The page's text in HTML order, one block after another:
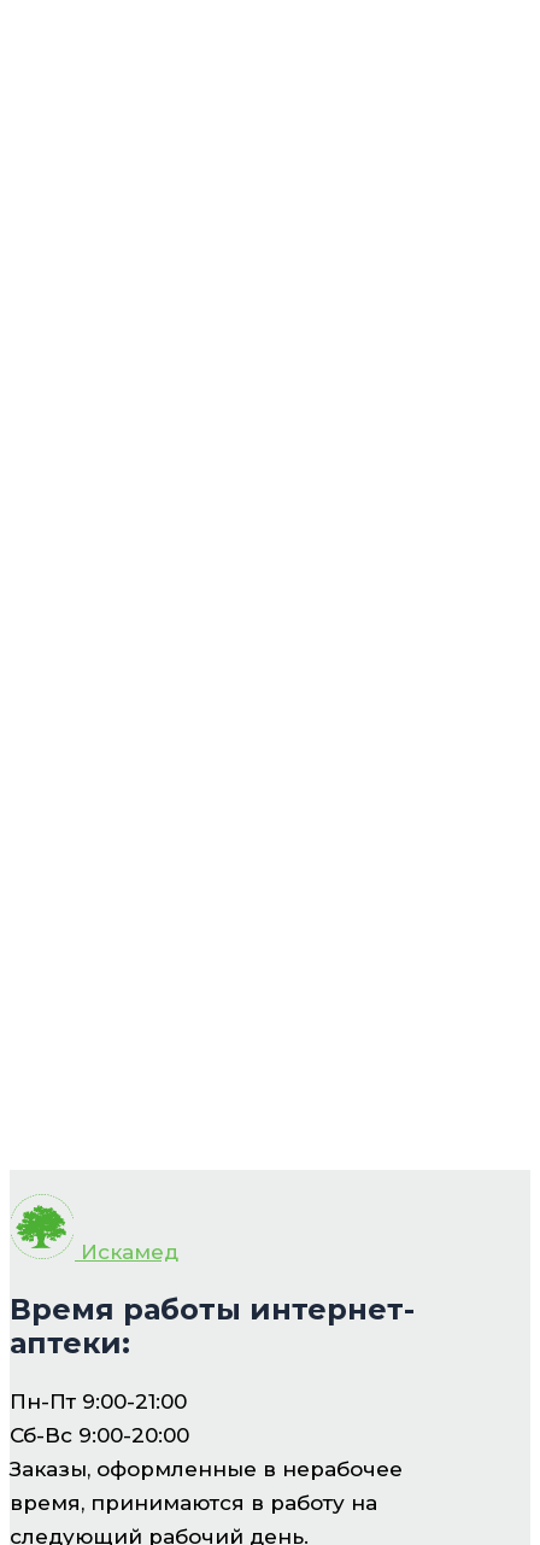
Искамед
Время работы интернет-
аптеки:
Пн-Пт 9:00-21:00
Сб-Вс 9:00-20:00
Заказы, оформленные в нерабочее
время, принимаются в работу на
следующий рабочий день.